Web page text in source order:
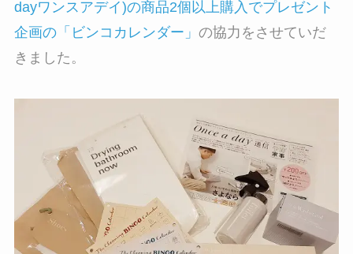
dayワンスアデイ)の商品2個以上購入でプレゼント
企画の「ビンコカレンダー」 の協力をさせていだ
きました。